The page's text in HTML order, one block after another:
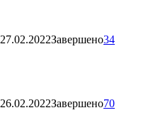
27.02.2022Завершено34
26.02.2022Завершено70